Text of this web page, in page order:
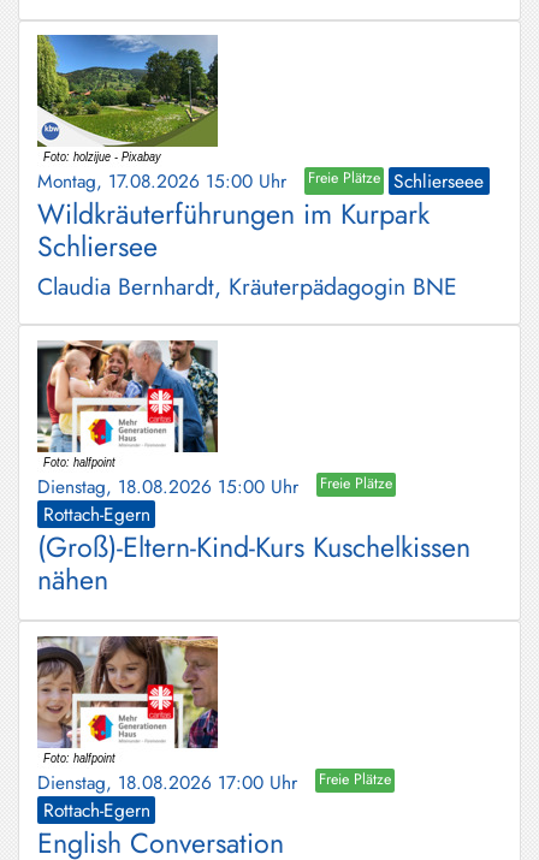
Montag, 17.08.2026 15:00 Uhr Freie Plätze Schlierseee
Wildkräuterführungen im Kurpark
Schliersee
Claudia Bernhardt, Kräuterpädagogin BNE
Dienstag, 18.08.2026 15:00 Uhr Freie Plätze
Rottach-Egern
(Groß)-Eltern-Kind-Kurs Kuschelkissen
nähen
Dienstag, 18.08.2026 17:00 Uhr Freie Plätze
Rottach-Egern
English Conversation